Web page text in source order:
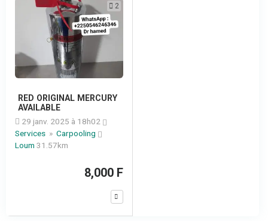
2
RED ORIGINAL MERCURY
AVAILABLE
29 janv. 2025 à 18h02
Services » Carpooling
Loum 31.57km
8,000 F